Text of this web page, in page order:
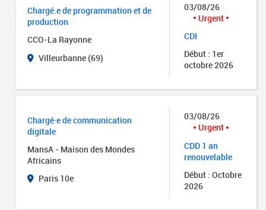
Chargé.e de programmation et de
production
CCO-La Rayonne
Villeurbanne (69)
03/08/26
Urgent
CDI
Début : 1er
octobre 2026
Chargé·e de communication
digitale
MansA - Maison des Mondes
Africains
Paris 10e
03/08/26
Urgent
CDD 1 an
renouvelable
Début : Octobre
2026